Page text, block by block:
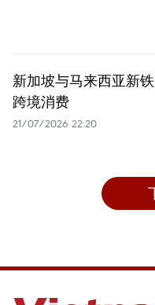
新加坡与马来西亚新
跨境消费
21/07/2026 22:20